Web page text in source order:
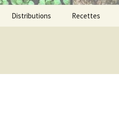
Distributions Recettes